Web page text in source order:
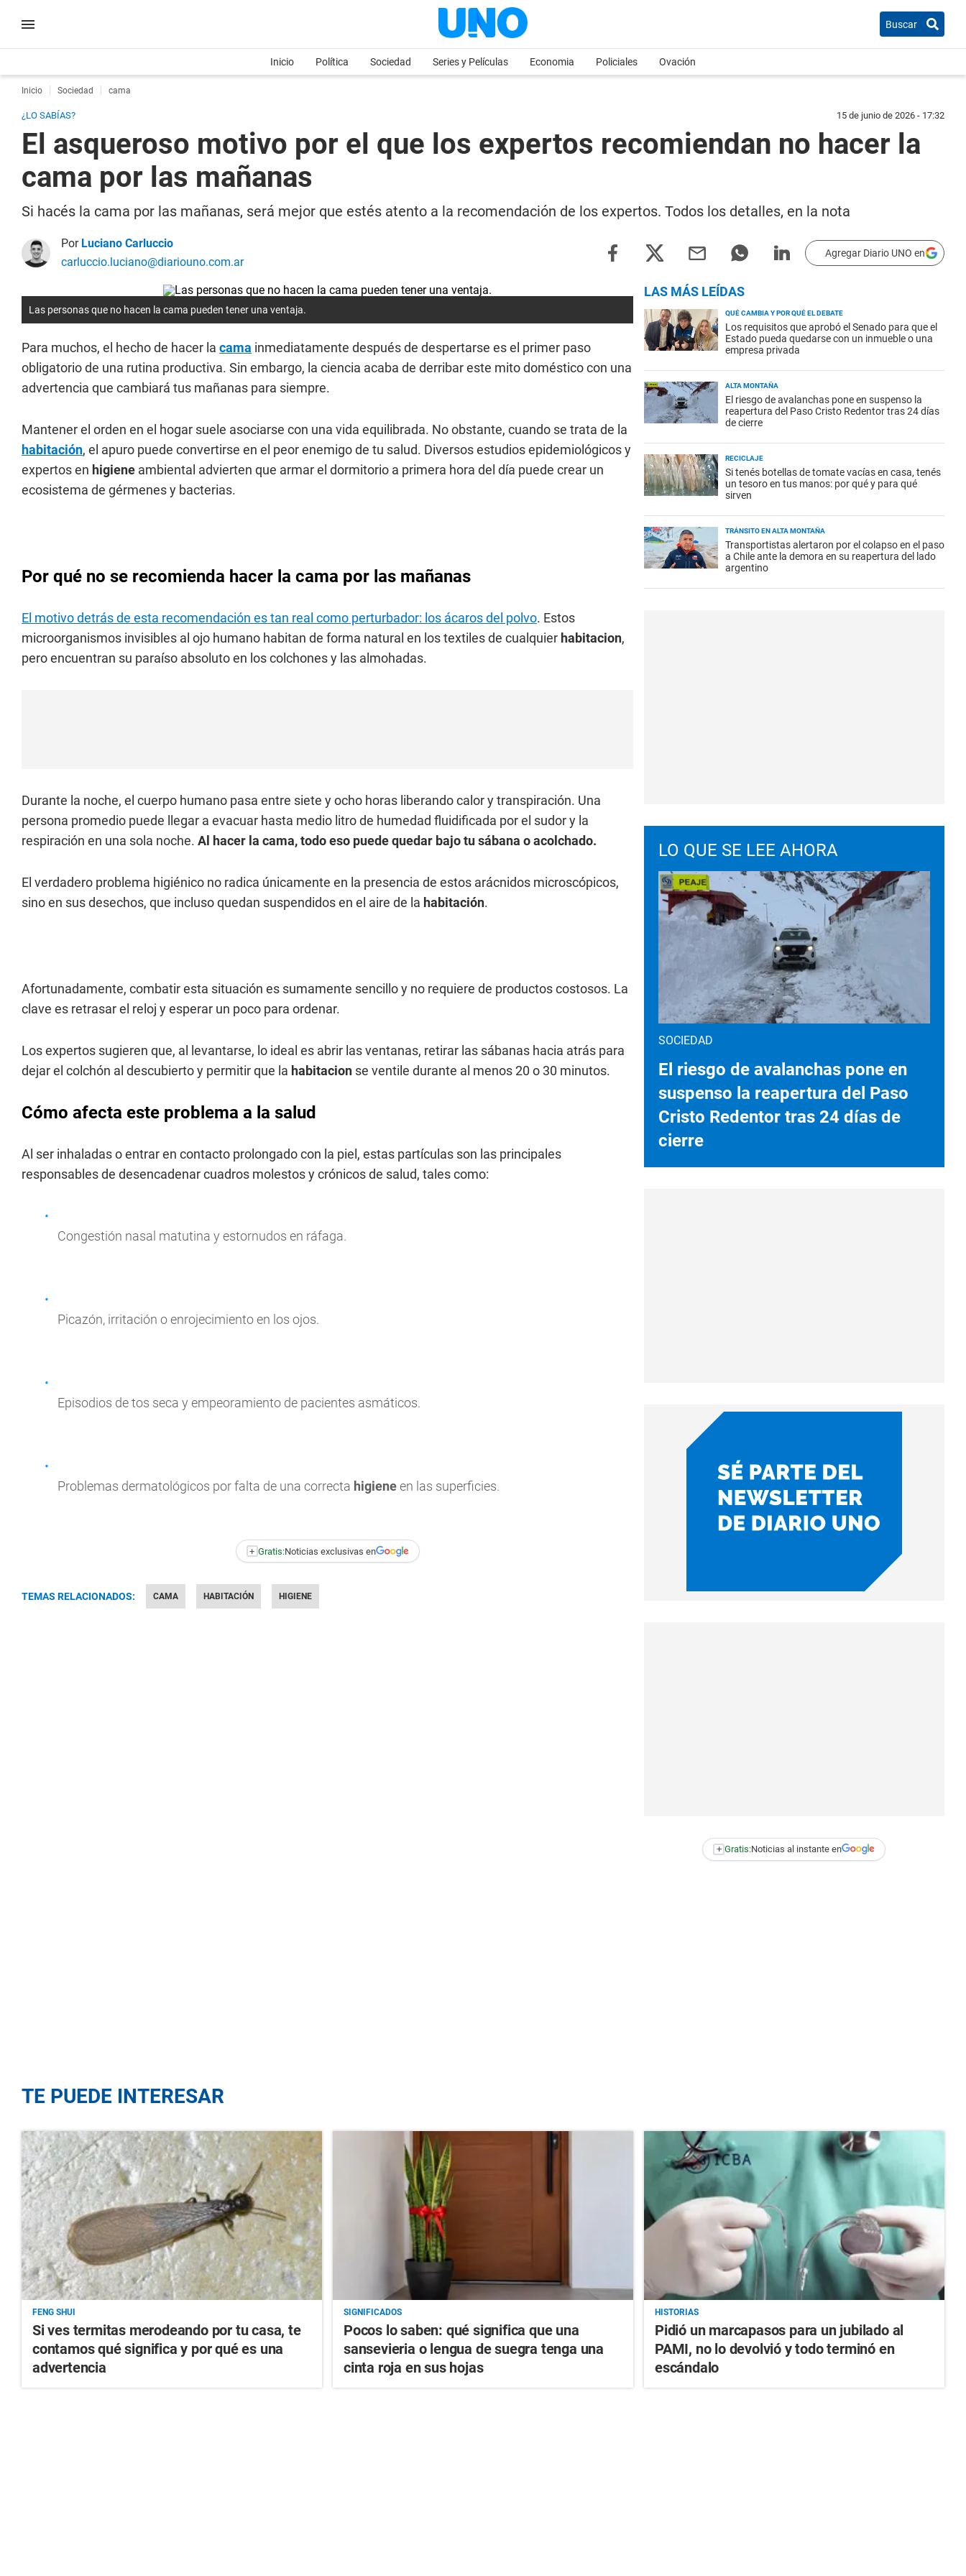
Buscar
Inicio Política Sociedad Series y Películas Economia Policiales Ovación
Inicio Sociedad cama
¿LO SABÍAS? 15 de junio de 2026 - 17:32
El asqueroso motivo por el que los expertos recomiendan no hacer la
cama por las mañanas
Si hacés la cama por las mañanas, será mejor que estés atento a la recomendación de los expertos. Todos los detalles, en la nota
Por Luciano Carluccio
carluccio.luciano@diariouno.com.ar
Agregar Diario UNO en
Las personas que no hacen la cama pueden tener una ventaja.
Para muchos, el hecho de hacer la cama inmediatamente después de despertarse es el primer paso
obligatorio de una rutina productiva. Sin embargo, la ciencia acaba de derribar este mito doméstico con una
advertencia que cambiará tus mañanas para siempre.
Mantener el orden en el hogar suele asociarse con una vida equilibrada. No obstante, cuando se trata de la
habitación, el apuro puede convertirse en el peor enemigo de tu salud. Diversos estudios epidemiológicos y
expertos en higiene ambiental advierten que armar el dormitorio a primera hora del día puede crear un
ecosistema de gérmenes y bacterias.
Por qué no se recomienda hacer la cama por las mañanas
El motivo detrás de esta recomendación es tan real como perturbador: los ácaros del polvo. Estos
microorganismos invisibles al ojo humano habitan de forma natural en los textiles de cualquier habitacion,
pero encuentran su paraíso absoluto en los colchones y las almohadas.
Durante la noche, el cuerpo humano pasa entre siete y ocho horas liberando calor y transpiración. Una
persona promedio puede llegar a evacuar hasta medio litro de humedad fluidificada por el sudor y la
respiración en una sola noche. Al hacer la cama, todo eso puede quedar bajo tu sábana o acolchado.
El verdadero problema higiénico no radica únicamente en la presencia de estos arácnidos microscópicos,
sino en sus desechos, que incluso quedan suspendidos en el aire de la habitación.
Afortunadamente, combatir esta situación es sumamente sencillo y no requiere de productos costosos. La
clave es retrasar el reloj y esperar un poco para ordenar.
Los expertos sugieren que, al levantarse, lo ideal es abrir las ventanas, retirar las sábanas hacia atrás para
dejar el colchón al descubierto y permitir que la habitacion se ventile durante al menos 20 o 30 minutos.
Cómo afecta este problema a la salud
Al ser inhaladas o entrar en contacto prolongado con la piel, estas partículas son las principales
responsables de desencadenar cuadros molestos y crónicos de salud, tales como:
Congestión nasal matutina y estornudos en ráfaga.
Picazón, irritación o enrojecimiento en los ojos.
Episodios de tos seca y empeoramiento de pacientes asmáticos.
Problemas dermatológicos por falta de una correcta higieneen las superficies.
+ Gratis:Noticias exclusivas en
TEMAS RELACIONADOS: CAMA HABITACIÓN HIGIENE
LAS MÁS LEÍDAS
QUÉ CAMBIA Y POR QUÉ EL DEBATE
Los requisitos que aprobó el Senado para que el
Estado pueda quedarse con un inmueble o una
empresa privada
ALTA MONTAÑA
El riesgo de avalanchas pone en suspenso la
reapertura del Paso Cristo Redentor tras 24 días
de cierre
RECICLAJE
Si tenés botellas de tomate vacías en casa, tenés
un tesoro en tus manos: por qué y para qué
sirven
TRÁNSITO EN ALTA MONTAÑA
Transportistas alertaron por el colapso en el paso
a Chile ante la demora en su reapertura del lado
argentino
LO QUE SE LEE AHORA
SOCIEDAD
El riesgo de avalanchas pone en
suspenso la reapertura del Paso
Cristo Redentor tras 24 días de
cierre
+ Gratis:Noticias al instante en
TE PUEDE INTERESAR
FENG SHUI
Si ves termitas merodeando por tu casa, te
contamos qué significa y por qué es una
advertencia
SIGNIFICADOS
Pocos lo saben: qué significa que una
sansevieria o lengua de suegra tenga una
cinta roja en sus hojas
HISTORIAS
Pidió un marcapasos para un jubilado al
PAMI, no lo devolvió y todo terminó en
escándalo